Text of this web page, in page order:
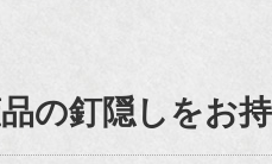
の釘隠しをお